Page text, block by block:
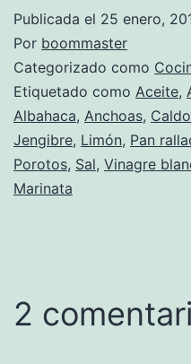
Publicada el 25 enero,
Por boommaster
Categorizado como
Etiquetado como Aceite,
Albahaca, Anchoas,
Jengibre, Limón, Pan
Porotos, Sal, Vinagre
Marinata
2